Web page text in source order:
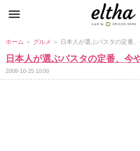
ホーム ＞ グルメ ＞ 日本人が選ぶパスタの定番
日本人が選ぶパスタの定番、今
2008-10-25 10:00